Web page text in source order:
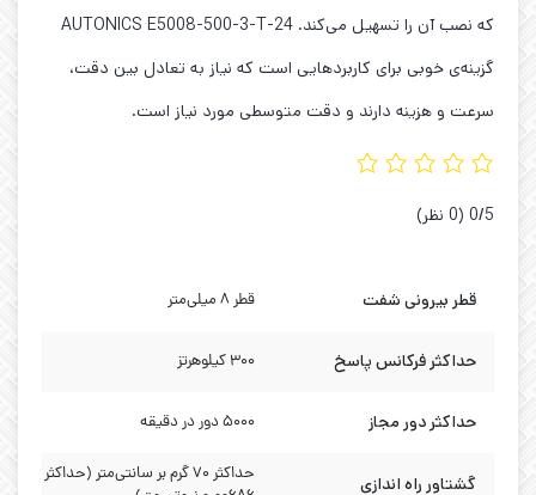
که نصب آن را تسهیل می‌کند. AUTONICS E5008-500-3-T-24
گزینه‌ی خوبی برای کاربردهایی است که نیاز به تعادل بین دقت،
سرعت و هزینه دارند و دقت متوسطی مورد نیاز است.
‫0/5 ‫(0 نظر)
قطر بیرونی شفت قطر ۸ میلی‌متر
حداکثر فرکانس پاسخ ۳۰۰ کیلوهرتز
حداکثر دور مجاز 5000 دور در دقیقه
گشتاور راه اندازی
حداکثر 70 گرم بر سانتی‌متر (حداکثر